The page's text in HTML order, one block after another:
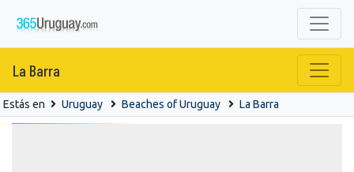
La Barra
Estás en Uruguay Beaches of Uruguay La Barra